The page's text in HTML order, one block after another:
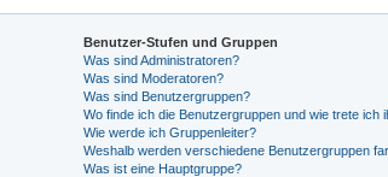
Benutzer-Stufen und Gruppen
Was sind Administratoren?
Was sind Moderatoren?
Was sind Benutzergruppen?
Wo finde ich die Benutzergruppen und wie trete ich
Wie werde ich Gruppenleiter?
Weshalb werden verschiedene Benutzergruppen
Was ist eine Hauptgruppe?